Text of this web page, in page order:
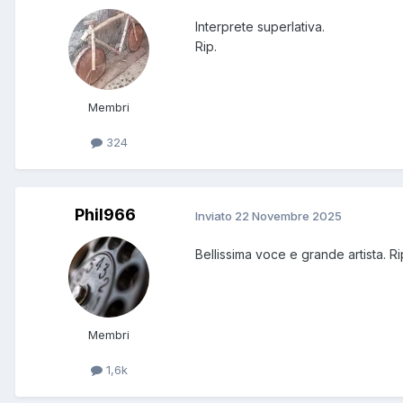
Membri
324
Interprete superlativa.
Rip.
Phil966
Membri
1,6k
Inviato 22 Novembre 2025
Bellissima voce e grande artista.